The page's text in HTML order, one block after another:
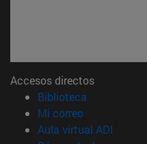
Accesos directos
Biblioteca
Mi correo(abre en
Aula virtual ADI